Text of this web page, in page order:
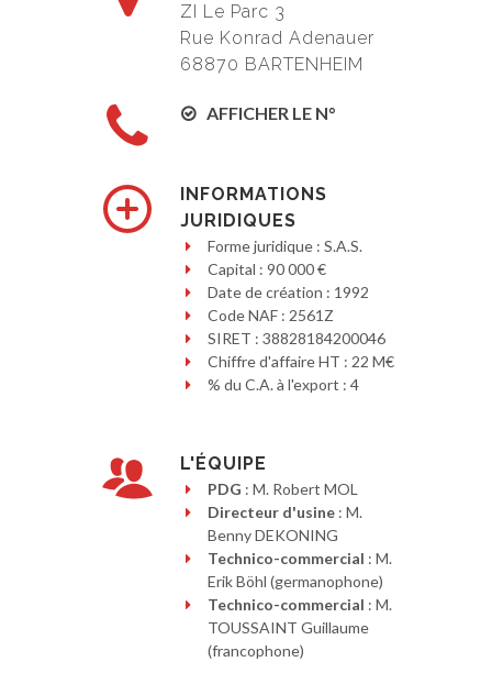
ZI Le Parc 3
Rue Konrad Adenauer
68870 BARTENHEIM
AFFICHER LE N°
INFORMATIONS
JURIDIQUES
Forme juridique : S.A.S.
Capital : 90 000 €
Date de création : 1992
Code NAF : 2561Z
SIRET : 38828184200046
Chiffre d'affaire HT : 22 M€
% du C.A. à l'export : 4
L'ÉQUIPE
PDG : M. Robert MOL
Directeur d'usine: M.
Benny DEKONING
Technico-commercial : M.
Erik Böhl (germanophone)
Technico-commercial : M.
TOUSSAINT Guillaume
(francophone)